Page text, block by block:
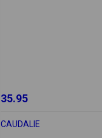
35.95
CAUDALIE